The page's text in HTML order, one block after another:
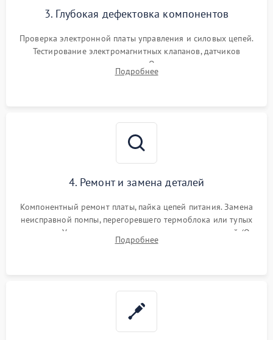
3. Глубокая дефектовка компонентов
Проверка электронной платы управления и силовых цепей.
Тестирование электромагнитных клапанов, датчиков
температуры и расходомера. Оценка степени износа
жерновов кофемолки, уплотнительных колец гидросистемы
Подробнее
4. Ремонт и замена деталей
Компонентный ремонт платы, пайка цепей питания. Замена
неисправной помпы, перегоревшего термоблока или тупых
жерновов. Установка новых силиконовых уплотнителей (O-
ring) и тефлоновых трубок для надежного устранения
Подробнее